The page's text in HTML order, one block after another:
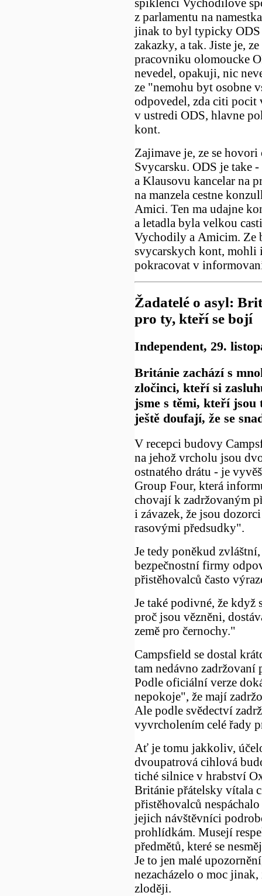
spiklenci Vychodilove
z parlamentu na
jinak to byl typicky ODS
zakazky, a tak. Jiste je,
pracovniku olomoucke
nevedel, opakuji, nic
ze "nemohu byt osobne
odpovedel, zda citi pocit
v ustredi ODS, hlavne
kont.
Zajimave je, ze se
Svycarsku. ODS je take
a Klausovu kancelar na
na manzela cestne
Amici. Ten ma udajne
a letadla byla velkou
Vychodily a Amicim. Ze
svycarskych kont, mohli
pokracovat v
Žadatelé o asyl:
pro ty, kteří se bojí
Independent, 29.
Británie zachází s
zločinci, kteří si
jsme s těmi, kteří
ještě doufají, že se
V recepci budovy
na jehož vrcholu jsou
ostnatého drátu - je
Group Four, která
chovají k zadržovaným
i závazek, že jsou
rasovými předsudky".
Je tedy poněkud
bezpečnostní firmy
přistěhovalců často
Je také podivné, že když
proč jsou vězněni,
země pro černochy."
Campsfield se dostal
tam nedávno
Podle oficiální verze
nepokoje", že mají
Ale podle svědectví
vyvrcholením celé řady
Ať je tomu jakkoliv,
dvoupatrová cihlová
tiché silnice v hrabství
Británie přátelsky vítala
přistěhovalců
jejich návštěvníci
prohlídkám. Musejí
předmětů, které se
Je to jen malé
nezacházelo o moc
zloději.